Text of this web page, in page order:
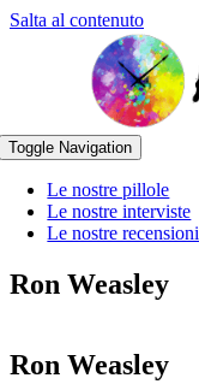
Salta al contenuto
Toggle Navigation
Le nostre pillole
Le nostre interviste
Le nostre recensioni
Ron Weasley
Ron Weasley